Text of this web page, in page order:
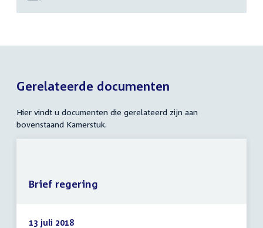
Gerelateerde documenten
Hier vindt u documenten die gerelateerd zijn aan
bovenstaand Kamerstuk.
13 juli 2018
Brief regering